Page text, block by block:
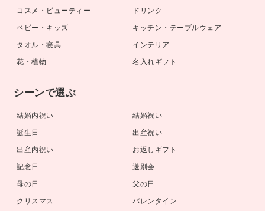
コスメ・ビューティー
ドリンク
ベビー・キッズ
キッチン・テーブルウェア
タオル・寝具
インテリア
花・植物
名入れギフト
シーンで選ぶ
結婚内祝い
結婚祝い
誕生日
出産祝い
出産内祝い
お返しギフト
記念日
送別会
母の日
父の日
クリスマス
バレンタイン